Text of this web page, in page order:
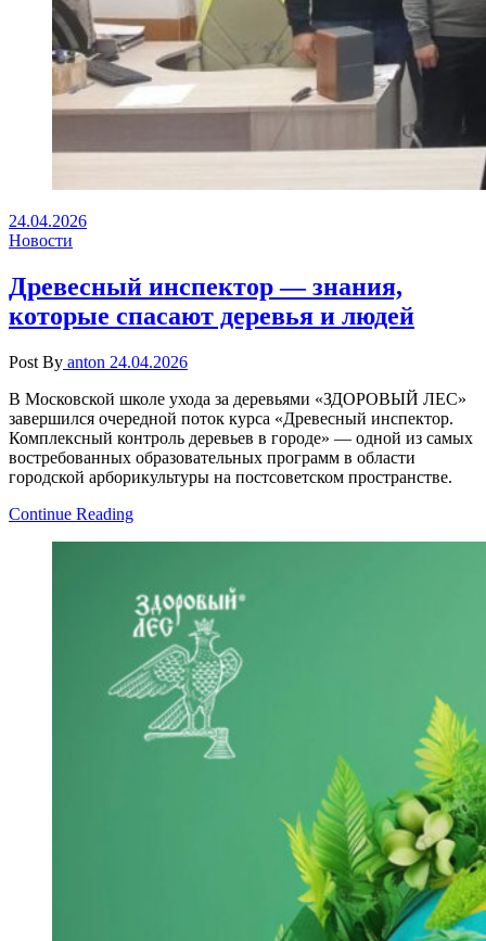
24.04.2026
Новости
Древесный инспектор — знания,
которые спасают деревья и людей
Post By anton 24.04.2026
В Московской школе ухода за деревьями «ЗДОРОВЫЙ ЛЕС»
завершился очередной поток курса «Древесный инспектор.
Комплексный контроль деревьев в городе» — одной из самых
востребованных образовательных программ в области
городской арборикультуры на постсоветском пространстве.
Continue Reading